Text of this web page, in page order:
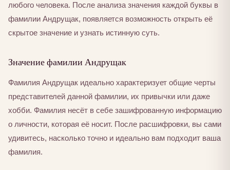
любого человека. После анализа значения каждой буквы в
фамилии Андрущак, появляется возможность открыть её
скрытое значение и узнать истинную суть.
Значение фамилии Андрущак
Фамилия Андрущак идеально характеризует общие черты
представителей данной фамилии, их привычки или даже
хобби. Фамилия несёт в себе зашифрованную информацию
о личности, которая её носит. После расшифровки, вы сами
удивитесь, насколько точно и идеально вам подходит ваша
фамилия.